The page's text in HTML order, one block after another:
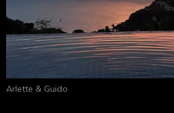
Arlette & Guido